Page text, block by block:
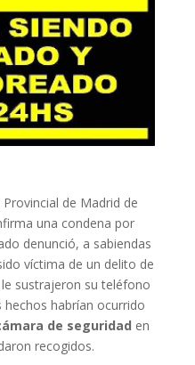
de Madrid de
una condena por
denunció, a sabiendas
víctima de un delito de
sustrajeron su teléfono
hechos habrían ocurrido
de seguridad en
recogidos.